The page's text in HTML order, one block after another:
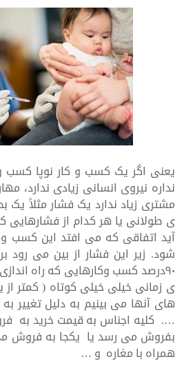
یعنی اگر یک کسب و کار نوپا کسب
نداره نیروی انسانی زیادی ندارد،
مشتری زیاد ندارد یک فشار مثلاً
ی طولانی یا هر کدام از فشارهایی
آید اتفاقی که می افتد این کسب
شود. زیر این فشار از بین می
۹۰درصد کسب وکارهایی که راه
ی زمانی خیلی خیلی کوتاه ( کمتر
های آنها می بینیم به دلیل تغییر
…. کلیه اجناس به قیمت خرید به
بفروش می رسد یا یکجا به فروش
همراه با مغاره و …